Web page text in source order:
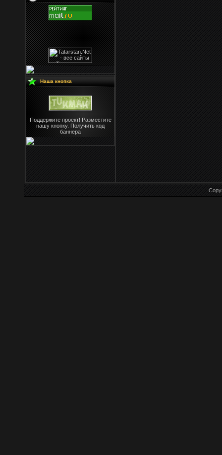
Наша кнопка
Поддержите проект! Разместите
нашу кнопку. Получить код
баннера